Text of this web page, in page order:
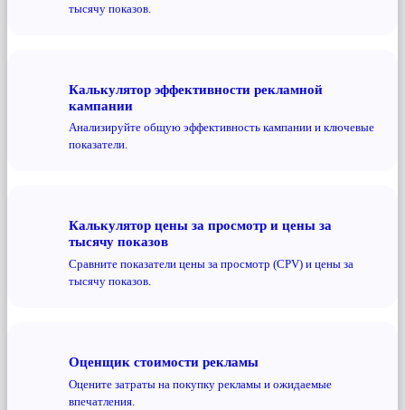
тысячу показов.
Калькулятор эффективности рекламной
кампании
Анализируйте общую эффективность кампании и ключевые
показатели.
Калькулятор цены за просмотр и цены за
тысячу показов
Сравните показатели цены за просмотр (CPV) и цены за
тысячу показов.
Оценщик стоимости рекламы
Оцените затраты на покупку рекламы и ожидаемые
впечатления.